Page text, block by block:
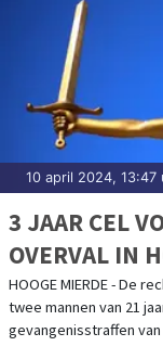
10 april 2024, 13:47
3 JAAR CEL
OVERVAL IN
HOOGE MIERDE - De
twee mannen van 21
gevangenisstraffen van